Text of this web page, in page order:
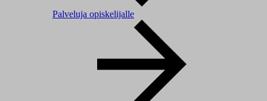
Palveluja opiskelijalle